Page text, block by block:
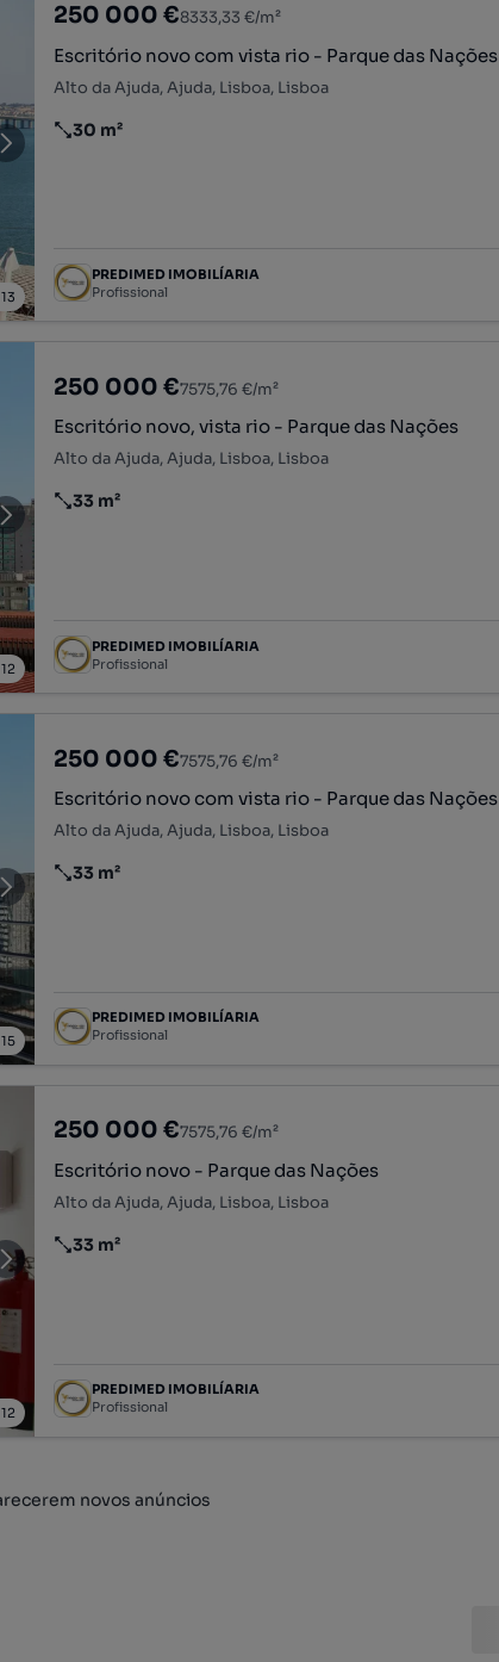
13
250 000 €8333,33 €/m²
Escritório novo com vista rio - Parque das Nações
Alto da Ajuda, Ajuda, Lisboa, Lisboa
Preço por metro quadrado
30 m²
PREDIMED IMOBILÍARIA
Profissional
12
250 000 €7575,76 €/m²
Escritório novo, vista rio - Parque das Nações
Alto da Ajuda, Ajuda, Lisboa, Lisboa
Preço por metro quadrado
33 m²
PREDIMED IMOBILÍARIA
Profissional
15
250 000 €7575,76 €/m²
Escritório novo com vista rio - Parque das Nações
Alto da Ajuda, Ajuda, Lisboa, Lisboa
Preço por metro quadrado
33 m²
PREDIMED IMOBILÍARIA
Profissional
12
250 000 €7575,76 €/m²
Escritório novo - Parque das Nações
Alto da Ajuda, Ajuda, Lisboa, Lisboa
Preço por metro quadrado
33 m²
PREDIMED IMOBILÍARIA
Profissional
novos anúncios